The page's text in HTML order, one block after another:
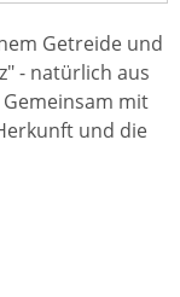
Getreide und
- natürlich aus
mit
und die